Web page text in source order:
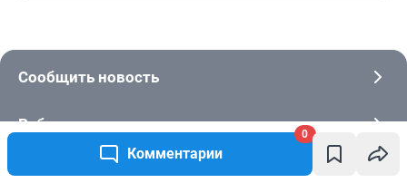
Комментарии
0
Сообщить новость
Рубрики
Реклама на сайте